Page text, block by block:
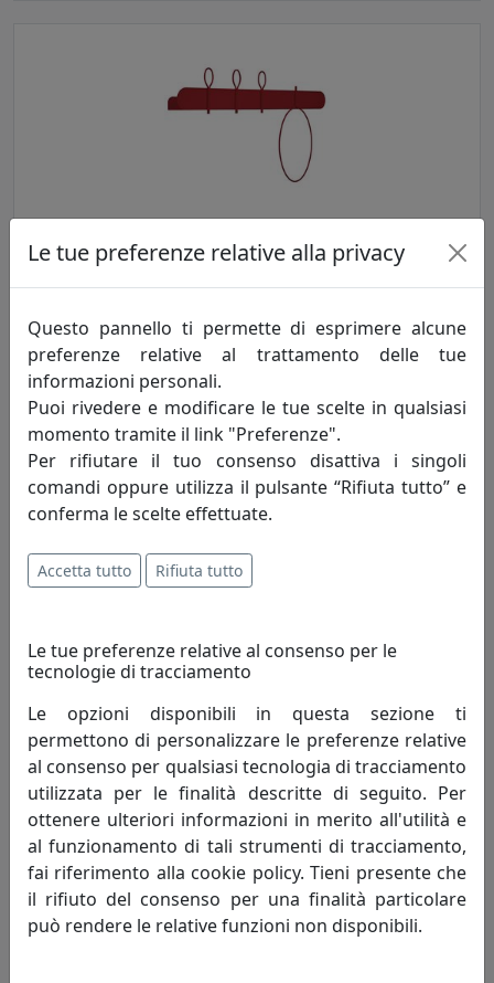
MENSOLA BALLOON 90X52 CON TRE ATTACCAPANNI PICCOLI E
UNO GRANDE OG09090B-24 ROSSO DALIA
MemeDesign
340,00 €
MENSOLA BALLOON 90X52 CON TRE ATTACCAPANNI PICCOLI E
UNO GRANDE OG09090B-25 BLU NAVY
340,00 €
Le tue preferenze relative alla privacy
Questo pannello ti permette di esprimere alcune
preferenze relative al trattamento delle tue
informazioni personali.
Puoi rivedere e modificare le tue scelte in qualsiasi
momento tramite il link "Preferenze".
Per rifiutare il tuo consenso disattiva i singoli
comandi oppure utilizza il pulsante “Rifiuta tutto” e
conferma le scelte effettuate.
Accetta tutto Rifiuta tutto
Le tue preferenze relative al consenso per le
tecnologie di tracciamento
Le opzioni disponibili in questa sezione ti
permettono di personalizzare le preferenze relative
al consenso per qualsiasi tecnologia di tracciamento
utilizzata per le finalità descritte di seguito. Per
ottenere ulteriori informazioni in merito all'utilità e
al funzionamento di tali strumenti di tracciamento,
fai riferimento alla cookie policy. Tieni presente che
il rifiuto del consenso per una finalità particolare
può rendere le relative funzioni non disponibili.